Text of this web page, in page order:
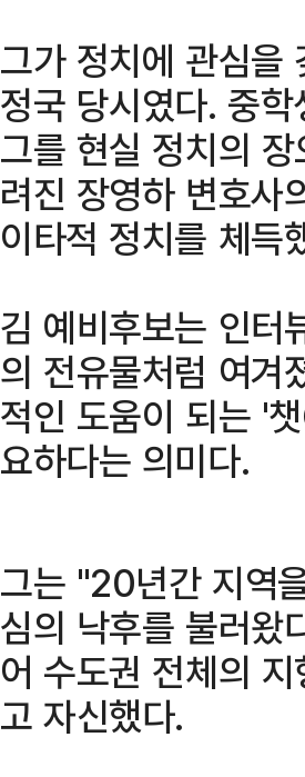
그가 정치에 관심을
정국 당시였다. 중
그를 현실 정치의
려진 장영하 변호사
이타적 정치를 체득
김 예비후보는 인터
의 전유물처럼 여겨
적인 도움이 되는 '
요하다는 의미다.
그는 "20년간 지역
심의 낙후를 불러왔
어 수도권 전체의
고 자신했다.